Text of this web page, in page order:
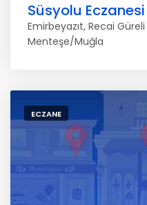
Süsyolu Eczanesi
Emirbeyazıt, Recai
Menteşe/Muğla
ECZANE